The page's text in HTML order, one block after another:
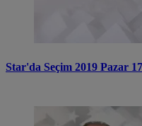
Star'da Seçim 2019 Pazar